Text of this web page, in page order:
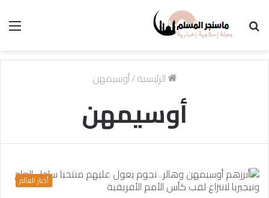
الرئيسية/أوسيمهن
أوسيمهن
أخبار العالم